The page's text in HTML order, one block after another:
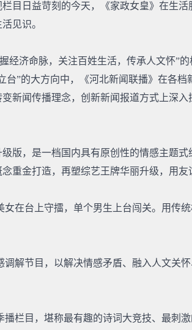
目日益苛刻的今天，《家政女皇》在生
见识。
济命脉，关注百姓生活，传承人文怀”
”的大方向中，《河北新闻联播》在各
新闻传播理念，创新新闻报道方式上深
，是一档国内具有原创性的情感主题式
重金打造，再塑综艺王牌华丽升级，用友
在台上守擂，单个男生上台闯关。用传
节目，以解决情感矛盾、融入人文关怀
栏目，堪称最有趣的诗词大竞技、最刺激